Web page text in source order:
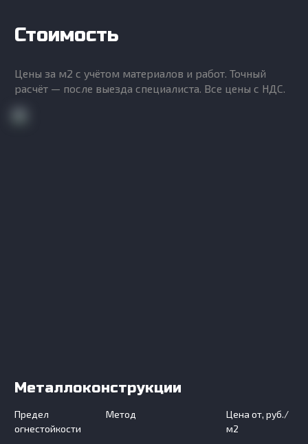
Стоимость
Цены за м2 с учётом материалов и работ. Точный
расчёт — после выезда специалиста. Все цены с НДС.
Металлоконструкции
Предел
огнестойкости
Метод
Цена от, руб./
м2